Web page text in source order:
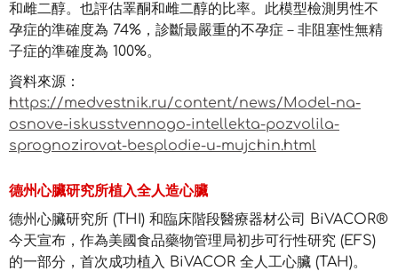
和雌二醇。也評估睪酮和雌二醇的比率。此模型檢測男性不
孕症的準確度為 74%，診斷最嚴重的不孕症－非阻塞性無精
子症的準確度為 100%。
資料來源：
https://medvestnik.ru/content/news/Model-na-
osnove-iskusstvennogo-intellekta-pozvolila-
sprognozirovat-besplodie-u-mujchin.html
德州心臟研究所植入全人造心臟
德州心臟研究所 (THI) 和臨床階段醫療器材公司 BiVACOR®
今天宣布，作為美國食品藥物管理局初步可行性研究 (EFS)
的一部分，首次成功植入 BiVACOR 全人工心臟 (TAH)。